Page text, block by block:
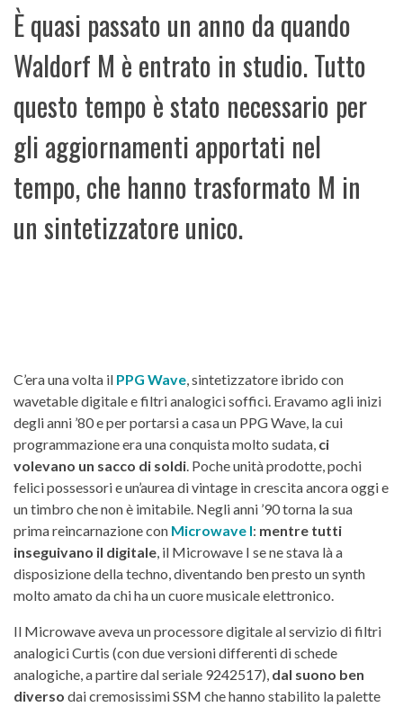
È quasi passato un anno da quando
Waldorf M è entrato in studio. Tutto
questo tempo è stato necessario per
gli aggiornamenti apportati nel
tempo, che hanno trasformato M in
un sintetizzatore unico.
C’era una volta il PPG Wave , sintetizzatore ibrido con
wavetable digitale e filtri analogici soffici. Eravamo agli inizi
degli anni ’80 e per portarsi a casa un PPG Wave, la cui
programmazione era una conquista molto sudata, ci
volevano un sacco di soldi . Poche unità prodotte, pochi
felici possessori e un’aurea di vintage in crescita ancora oggi e
un timbro che non è imitabile. Negli anni ’90 torna la sua
prima reincarnazione con Microwave I: mentre tutti
inseguivano il digitale , il Microwave I se ne stava là a
disposizione della techno, diventando ben presto un synth
molto amato da chi ha un cuore musicale elettronico.
Il Microwave aveva un processore digitale al servizio di filtri
analogici Curtis (con due versioni differenti di schede
analogiche, a partire dal seriale 9242517), dal suono ben
diverso dai cremosissimi SSM che hanno stabilito la palette